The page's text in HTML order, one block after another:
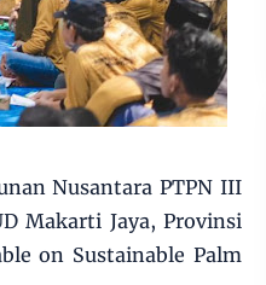
Nusantara PTPN III
Makarti Jaya, Provinsi
on Sustainable Palm